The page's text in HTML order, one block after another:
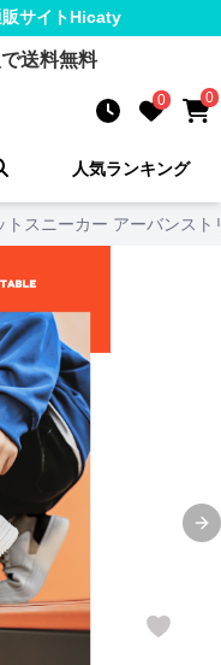
サイトHicaty
送料無料
0 0
人気ランキング
トスニーカー アーバンスト